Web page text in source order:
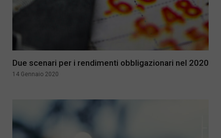
Due scenari per i rendimenti obbligazionari nel 2020
14 Gennaio 2020